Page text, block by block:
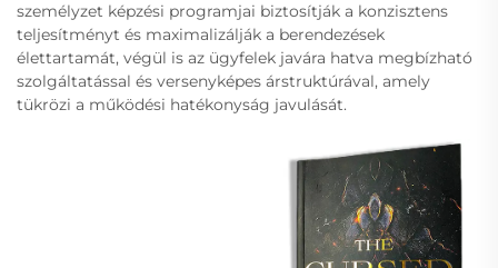
személyzet képzési programjai biztosítják a konzisztens
teljesítményt és maximalizálják a berendezések
élettartamát, végül is az ügyfelek javára hatva megbízható
szolgáltatással és versenyképes árstruktúrával, amely
tükrözi a működési hatékonyság javulását.